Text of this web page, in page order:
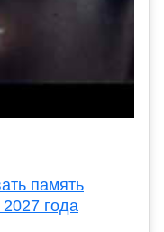
память
года